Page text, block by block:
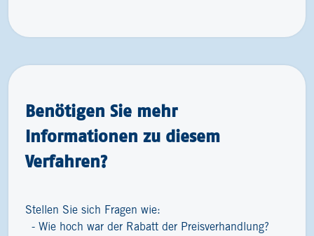
Benötigen Sie mehr
Informationen zu diesem
Verfahren?
Stellen Sie sich Fragen wie:
Wie hoch war der Rabatt der Preisverhandlung?